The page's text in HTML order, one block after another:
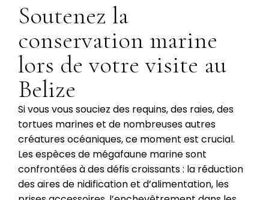
Soutenez la
conservation marine
lors de votre visite au
Belize
Si vous vous souciez des requins, des raies, des
tortues marines et de nombreuses autres
créatures océaniques, ce moment est crucial.
Les espèces de mégafaune marine sont
confrontées à des défis croissants : la réduction
des aires de nidification et d’alimentation, les